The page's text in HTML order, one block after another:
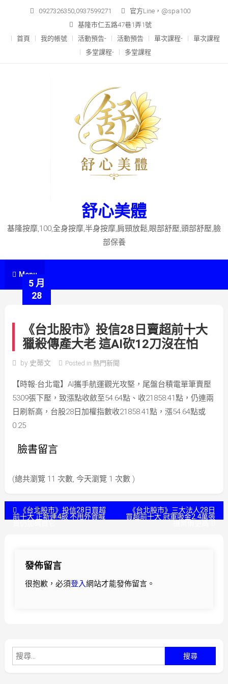
content
0927326350,0937599271
官方Line，@spa100
基隆市仁五路47巷1弄1號
首頁
我的帳號 活動預告- 活動預告 單次課程-
單次課程
多堂課程-
多堂課程
舒心美體
基隆按摩,100,全身按摩,半身按摩,肩頸放鬆,眼部舒壓,頭部舒壓,臉
部保養
Menu
5 月
28
《台北股市》投信28日賣超前十大
獵殺傳產大老 這AI砍12刀沒在怕
by 史蒂文 Posted in 熱門新聞
【時報-台北電】AI攜手航運觀光攻堅，尾盤台積電單筆賣壓
5309張下壓，致漲點收斂至54.64點、收21858.41點，仍連兩
日刷新高，台股28日加權指數收21858.41點，漲54.64點或
0.25
臉書留言
(總共瀏覽 11 次數, 今天瀏覽 1 次數 )
文 《台北股市》投信28日買超
前十大 正新連4敲 不甩外資喊
《台北股市》三大法人28日
買超前十大 冠軍吸金2.4萬張
發佈留言
很抱歉，必須登入網站才能發佈留言。
尋